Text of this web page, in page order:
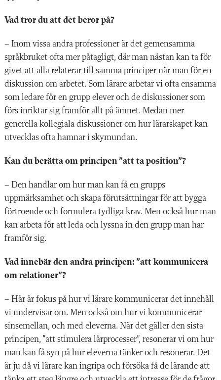
Vad tror du att det beror på?
– Inom vissa andra professioner är det gemensamma
språkbruket ofta mer påtagligt, där man nästan kan ta för
givet att alla relaterar till samma principer när man för en
diskussion om arbetet. Som lärare arbetar vi ofta ensamma
som ledare för en grupp elever och de diskussioner som
förs inriktar sig framför allt på ämnet. Medan mer
generella kollegiala diskussioner om hur lärarskapet kan
utvecklas ofta hamnar i skymundan.
Kan du berätta om principen ”att ta position”?
– Den handlar om hur man kan få en grupps
uppmärksamhet och skapa förutsättningar för att bygga
förtroende och formulera tydliga krav. Men också hur man
kan arbeta för att leda och lyssna in den grupp man har
framför sig.
Vad innebär den andra principen: ”att kommunicera
om relationer”?
– Här är fokus på hur vi lärare kommunicerar det innehåll
vi undervisar om. Men också om hur vi kommunicerar
sinsemellan, och med eleverna. När det gäller den sista
principen, ”att stimulera lärprocesser”, resonerar vi om hur
man kan få syn på hur eleverna tänker och resonerar. Det
är ju då vi lärare kan ingripa och försöka få de lärande att